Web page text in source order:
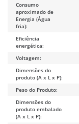
Consumo
aproximado de
Energia (Água
fria):
Eficiência
energética:
Voltagem:
Dimensões do
produto (A x L x P):
Peso do Produto:
Dimensões do
produto embalado
(A x L x P):